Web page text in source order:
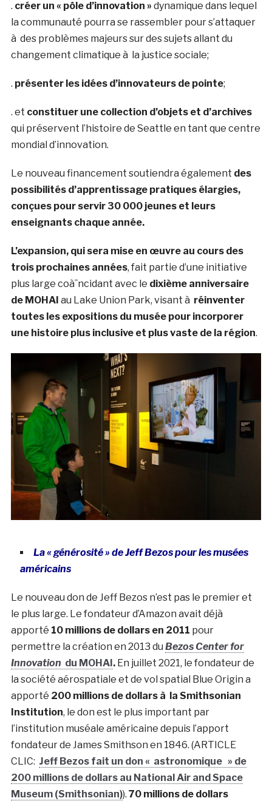
. créer un « pôle d’innovation » dynamique dans lequel
la communauté pourra se rassembler pour s’attaquer
à des problèmes majeurs sur des sujets allant du
changement climatique à la justice sociale;
. présenter les idées d’innovateurs de pointe;
. et constituer une collection d’objets et d’archives
qui préservent l’histoire de Seattle en tant que centre
mondial d’innovation.
Le nouveau financement soutiendra également des
possibilités d’apprentissage pratiques élargies,
conçues pour servir 30 000 jeunes et leurs
enseignants chaque année.
L’expansion, qui sera mise en œuvre au cours des
trois prochaines années, fait partie d’une initiative
plus large coà¯ncidant avec le dixième anniversaire
de MOHAI au Lake Union Park, visant à réinventer
toutes les expositions du musée pour incorporer
une histoire plus inclusive et plus vaste de la région.
La « générosité » de Jeff Bezos pour les musées
américains
Le nouveau don de Jeff Bezos n’est pas le premier et
le plus large. Le fondateur d’Amazon avait déjà
apporté 10 millions de dollars en 2011 pour
permettre la création en 2013 du Bezos Center for
Innovation du MOHAI . En juillet 2021, le fondateur de
la société aérospatiale et de vol spatial Blue Origin a
apporté 200 millions de dollars à la Smithsonian
Institution, le don est le plus important par
l’institution muséale américaine depuis l’apport
fondateur de James Smithson en 1846. (ARTICLE
CLIC: Jeff Bezos fait un don « astronomique » de
200 millions de dollars au National Air and Space
Museum (Smithsonian)). 70 millions de dollars